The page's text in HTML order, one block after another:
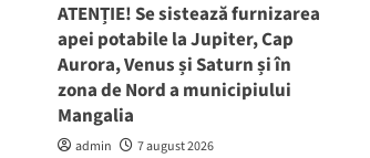
ATENȚIE! Se sistează furnizarea
apei potabile la Jupiter, Cap
Aurora, Venus și Saturn și în
zona de Nord a municipiului
Mangalia
admin 7 august 2026